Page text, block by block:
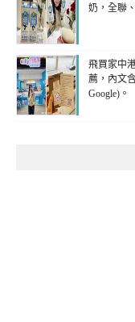
奶，全聯
飛買家中
薦，內文
Google)。